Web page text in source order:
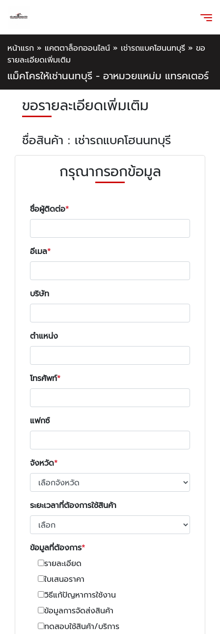
หน้าแรก » แคตตาล็อกออนไลน์ » เช่ารถแบคโฮนนทบุรี » ขอ
รายละเอียดเพิ่มเติม
แม็คโครให้เช่านนทบุรี - อาหมวยแหม่ม แทรคเตอร์
ขอรายละเอียดเพิ่มเติม
ชื่อสินค้า : เช่ารถแบคโฮนนทบุรี
กรุณากรอกข้อมูล
ชื่อผู้ติดต่อ
อีเมล
บริษัท
ตำแหน่ง
โทรศัพท์
แฟกซ์
จังหวัด
ระยะเวลาที่ต้องการใช้สินค้า
ข้อมูลที่ต้องการ
รายละเอียด
ใบเสนอราคา
วิธีแก้ปัญหาการใช้งาน
ข้อมูลการจัดส่งสินค้า
ทดสอบใช้สินค้า/บริการ